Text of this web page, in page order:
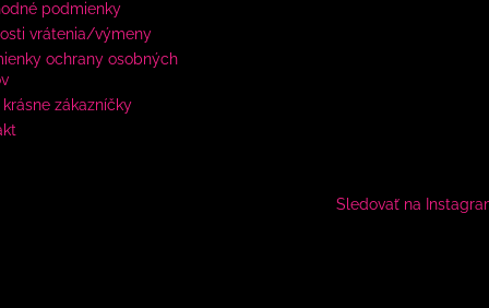
podmienky
vrátenia/výmeny
ochrany osobných
zákazníčky
Sledovať na